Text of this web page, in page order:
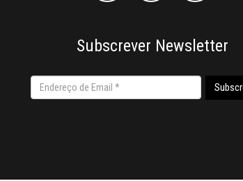
Subscrever Newsletter